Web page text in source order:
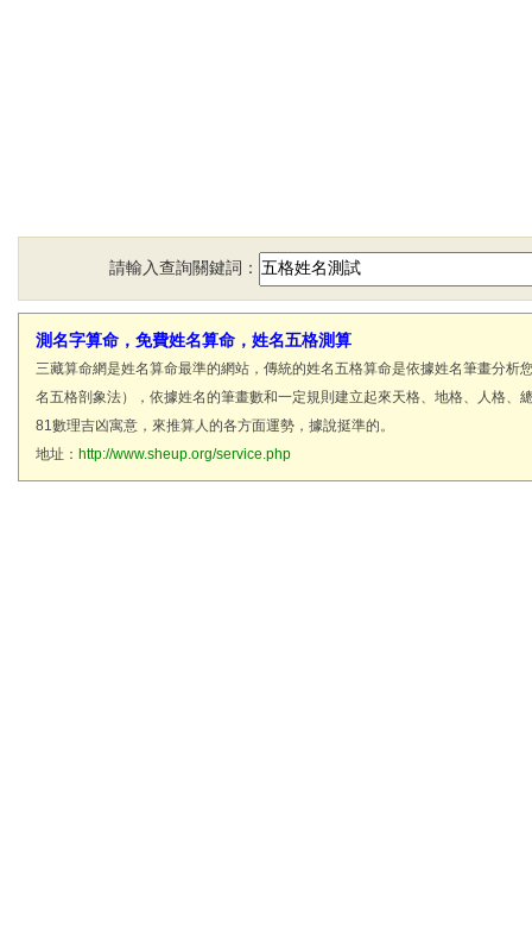
請輸入查詢關鍵詞：
測名字算命，免費姓名算命，姓名五格測算
三藏算命網是姓名算命最準的網站，傳統的姓名五格算命是依據姓名筆畫分析
名五格剖象法），依據姓名的筆畫數和一定規則建立起來天格、地格、人格、
81數理吉凶寓意，來推算人的各方面運勢，據說挺準的。
地址： http://www.sheup.org/service.php